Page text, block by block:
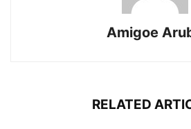
Amigoe
RELATED